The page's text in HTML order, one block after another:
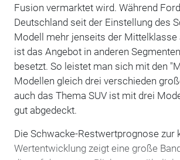
Fusion vermarktet wird. Während
Deutschland seit der Einstellung des
Modell mehr jenseits der Mittelklasse
ist das Angebot in anderen
besetzt. So leistet man sich mit den
Modellen gleich drei verschieden
auch das Thema SUV ist mit drei
gut abgedeckt.
Die Schwacke-Restwertprognose zur
Wertentwicklung zeigt eine große